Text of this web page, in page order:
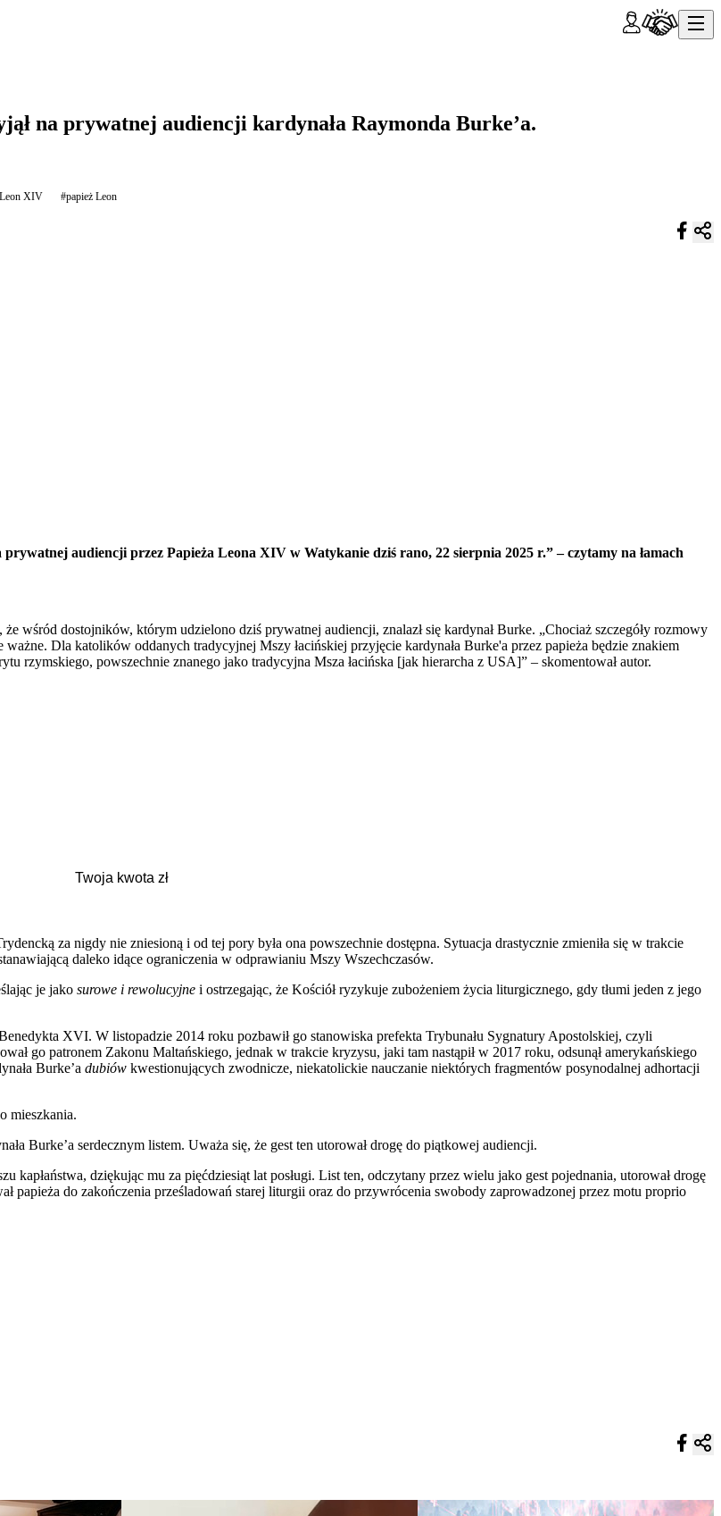
na prywatnej audiencji kardynała Raymonda Burke’a.
XIV #papież Leon
audiencji przez Papieża Leona XIV w Watykanie dziś rano, 22 sierpnia 2025 r.” – czytamy na łamach
wśród dostojników, którym udzielono dziś prywatnej audiencji, znalazł się kardynał Burke. „Chociaż szczegóły rozmowy
Dla katolików oddanych tradycyjnej Mszy łacińskiej przyjęcie kardynała Burke'a przez papieża będzie znakiem
rzymskiego, powszechnie znanego jako tradycyjna Msza łacińska [jak hierarcha z USA]” – skomentował autor.
za nigdy nie zniesioną i od tej pory była ona powszechnie dostępna. Sytuacja drastycznie zmieniła się w trakcie
daleko idące ograniczenia w odprawianiu Mszy Wszechczasów.
je jako surowe i rewolucyjne i ostrzegając, że Kościół ryzykuje zubożeniem życia liturgicznego, gdy tłumi jeden z jego
XVI. W listopadzie 2014 roku pozbawił go stanowiska prefekta Trybunału Sygnatury Apostolskiej, czyli
go patronem Zakonu Maltańskiego, jednak w trakcie kryzysu, jaki tam nastąpił w 2017 roku, odsunął amerykańskiego
Burke’a dubiów kwestionujących zwodnicze, niekatolickie nauczanie niektórych fragmentów posynodalnej adhortacji
mieszkania.
Burke’a serdecznym listem. Uważa się, że gest ten utorował drogę do piątkowej audiencji.
kapłaństwa, dziękując mu za pięćdziesiąt lat posługi. List ten, odczytany przez wielu jako gest pojednania, utorował drogę
papieża do zakończenia prześladowań starej liturgii oraz do przywrócenia swobody zaprowadzonej przez motu proprio